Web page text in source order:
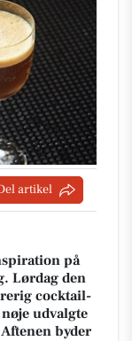
artikel
på
Lørdag den
cocktail-
udvalgte
byder